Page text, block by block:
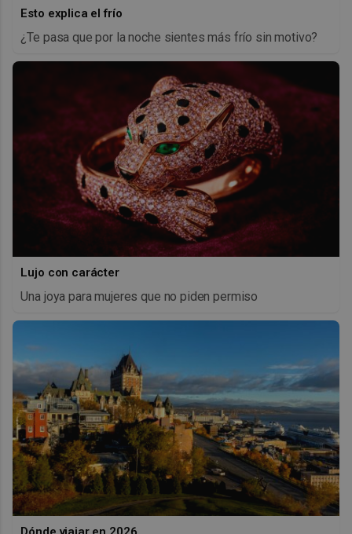
Esto explica el frío
¿Te pasa que por la noche sientes más frío sin motivo?
Lujo con carácter
Una joya para mujeres que no piden permiso